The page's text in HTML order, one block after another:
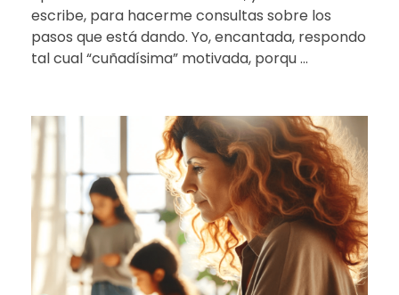
escribe, para hacerme consultas sobre los
pasos que está dando. Yo, encantada, respondo
tal cual “cuñadísima” motivada, porqu ...